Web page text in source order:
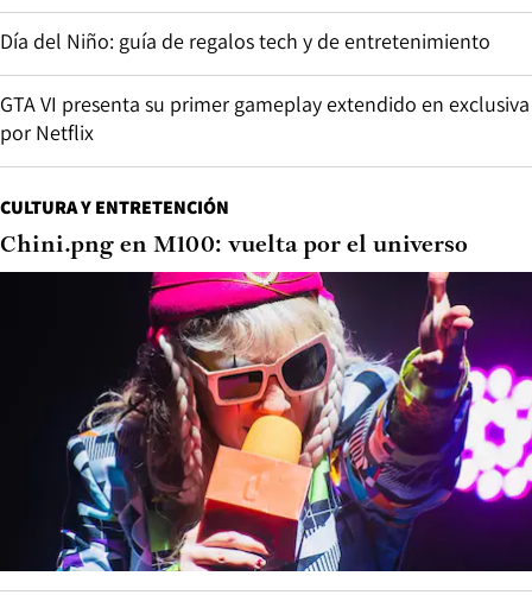
Día del Niño: guía de regalos tech y de entretenimiento
GTA VI presenta su primer gameplay extendido en exclusiva
por Netflix
CULTURA Y ENTRETENCIÓN
Chini.png en M100: vuelta por el universo